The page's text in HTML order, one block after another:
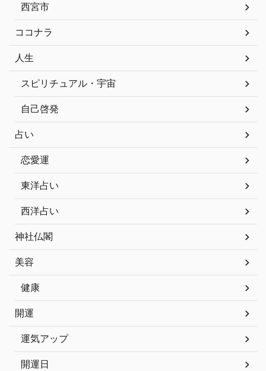
西宮市
ココナラ
人生
スピリチュアル・宇宙
自己啓発
占い
恋愛運
東洋占い
西洋占い
神社仏閣
美容
健康
開運
運気アップ
開運日